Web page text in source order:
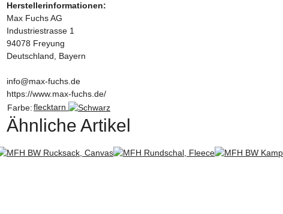
Herstellerinformationen:
Max Fuchs AG
Industriestrasse 1
94078 Freyung
Deutschland, Bayern
info@max-fuchs.de
https://www.max-fuchs.de/
Farbe:flecktarn
Ähnliche Artikel